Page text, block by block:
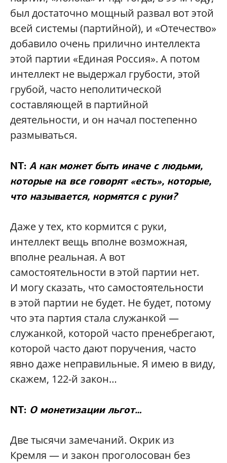
был достаточно мощный развал вот этой
всей системы (партийной), и «Отечество»
добавило очень прилично интеллекта
этой партии «Единая Россия». А потом
интеллект не выдержал грубости, этой
грубой, часто неполитической
составляющей в партийной
деятельности, и он начал постепенно
размываться.
NT: А как может быть иначе с людьми,
которые на все говорят «есть», которые,
что называется, кормятся с руки?
Даже у тех, кто кормится с руки,
интеллект вещь вполне возможная,
вполне реальная. А вот
самостоятельности в этой партии нет.
И могу сказать, что самостоятельности
в этой партии не будет. Не будет, потому
что эта партия стала служанкой —
служанкой, которой часто пренебрегают,
которой часто дают поручения, часто
явно даже неправильные. Я имею в виду,
скажем, 122-й закон…
NT: О монетизации льгот…
Две тысячи замечаний. Окрик из
Кремля — и закон проголосован без